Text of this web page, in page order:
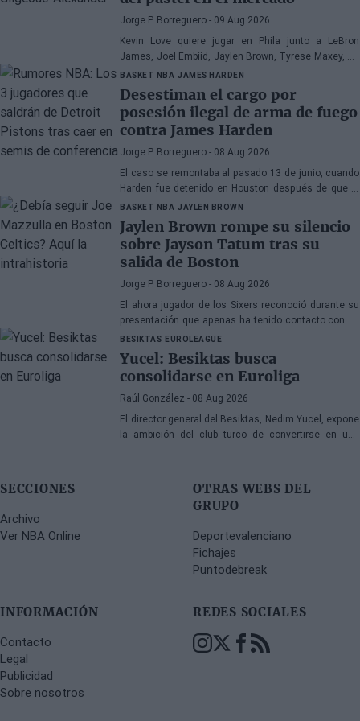
Jorge P. Borreguero - 09 Aug 2026
Kevin Love quiere jugar en Phila junto a LeBron
James, Joel Embiid, Jaylen Brown, Tyrese Maxey, VJ
Edgecombe, Anfernee Simons y compañía
BASKET NBA JAMES HARDEN
Desestiman el cargo por
posesión ilegal de arma de fuego
contra James Harden
Jorge P. Borreguero - 08 Aug 2026
El caso se remontaba al pasado 13 de junio, cuando
Harden fue detenido en Houston después de que la
policía encontrara una pistola en su vehículo
BASKET NBA JAYLEN BROWN
Jaylen Brown rompe su silencio
sobre Jayson Tatum tras su
salida de Boston
Jorge P. Borreguero - 08 Aug 2026
El ahora jugador de los Sixers reconoció durante su
presentación que apenas ha tenido contacto con su
antiguo compañero
BESIKTAS EUROLEAGUE
Yucel: Besiktas busca
consolidarse en Euroliga
Raúl González - 08 Aug 2026
El director general del Besiktas, Nedim Yucel, expone
la ambición del club turco de convertirse en una
renovación de Dusan Alimpijevic hasta 2028 y los
planes para competir en la élite europea.
SECCIONES
Archivo
Ver NBA Online
OTRAS WEBS DEL
GRUPO
Deportevalenciano
Fichajes
Puntodebreak
INFORMACIÓN
Contacto
Legal
Publicidad
Sobre nosotros
REDES SOCIALES